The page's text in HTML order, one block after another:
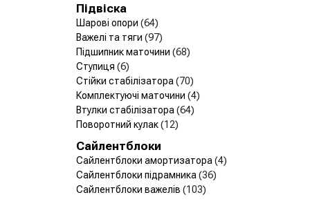
Підвіска
Шарові опори (64)
Важелі та тяги (97)
Підшипник маточини (68)
Ступиця (6)
Стійки стабілізатора (70)
Комплектуючі маточини (4)
Втулки стабілізатора (64)
Поворотний кулак(12)
Сайлентблоки
Сайлентблоки амортизатора (4)
Сайлентблоки підрамника (36)
Сайлентблоки важелів (103)